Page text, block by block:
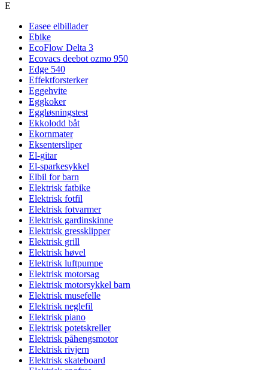
E
Easee elbillader
Ebike
EcoFlow Delta 3
Ecovacs deebot ozmo 950
Edge 540
Effektforsterker
Eggehvite
Eggkoker
Eggløsningstest
Ekkolodd båt
Ekornmater
Eksentersliper
El-gitar
El-sparkesykkel
Elbil for barn
Elektrisk fatbike
Elektrisk fotfil
Elektrisk fotvarmer
Elektrisk gardinskinne
Elektrisk gressklipper
Elektrisk grill
Elektrisk høvel
Elektrisk luftpumpe
Elektrisk motorsag
Elektrisk motorsykkel barn
Elektrisk musefelle
Elektrisk neglefil
Elektrisk piano
Elektrisk potetskreller
Elektrisk påhengsmotor
Elektrisk rivjern
Elektrisk skateboard